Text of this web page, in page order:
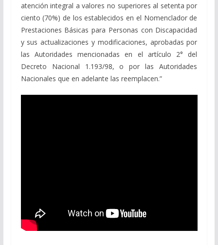
atención integral a valores no superiores al setenta por
ciento (70%) de los establecidos en el Nomenclador de
Prestaciones Básicas para Personas con Discapacidad
y sus actualizaciones y modificaciones, aprobadas por
las Autoridades mencionadas en el artículo 2° del
Decreto Nacional 1.193/98, o por las Autoridades
Nacionales que en adelante las reemplacen.”